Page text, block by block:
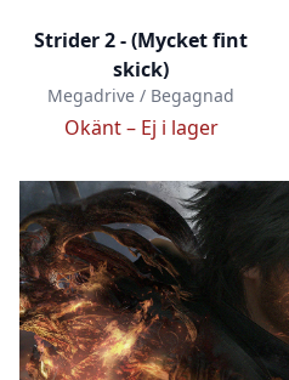
Strider 2 - (Mycket fint
skick)
Megadrive / Begagnad
Okänt – Ej i lager